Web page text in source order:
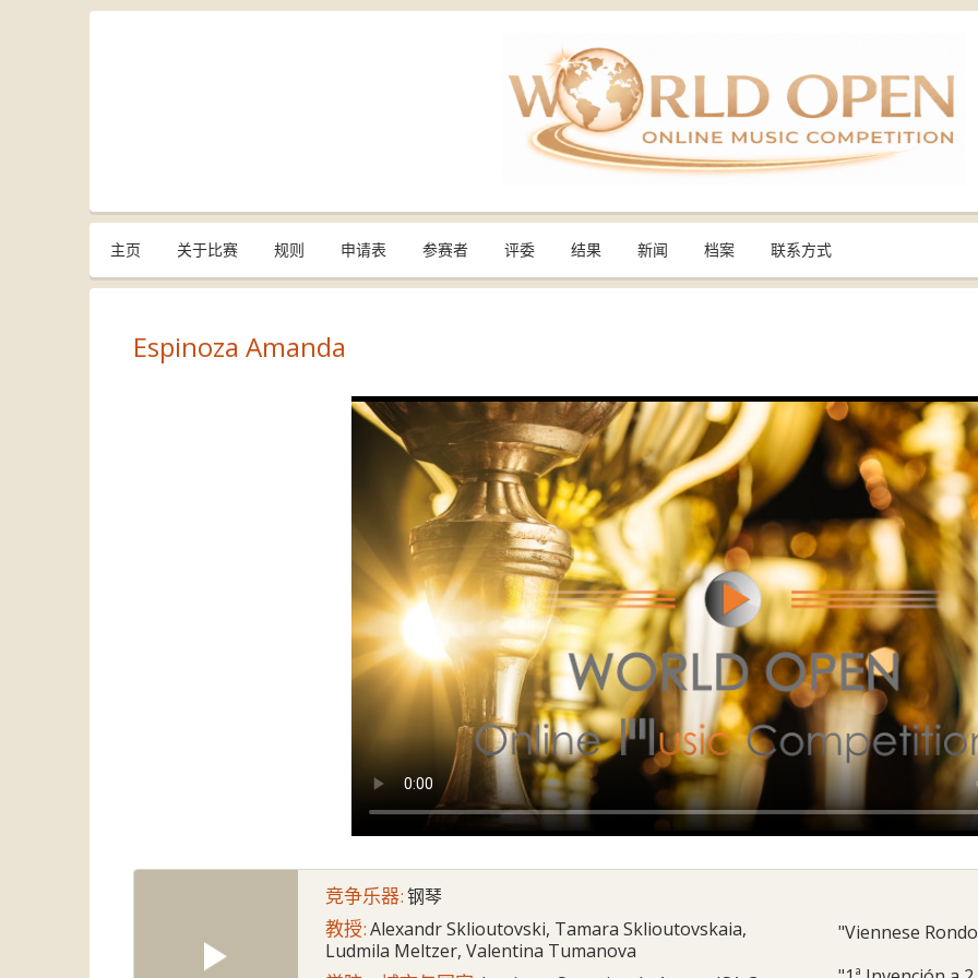
主页 关于比赛 规则 申请表 参赛者 评委 结果 新闻 档案 联系方式
Espinoza Amanda
竞争乐器:钢琴
教授:Alexandr Sklioutovski, Tamara Sklioutovskaia,
Ludmila Meltzer, Valentina Tumanova
"Viennese